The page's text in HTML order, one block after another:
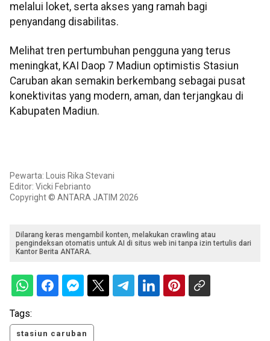
melalui loket, serta akses yang ramah bagi
penyandang disabilitas.
Melihat tren pertumbuhan pengguna yang terus
meningkat, KAI Daop 7 Madiun optimistis Stasiun
Caruban akan semakin berkembang sebagai pusat
konektivitas yang modern, aman, dan terjangkau di
Kabupaten Madiun.
Pewarta: Louis Rika Stevani
Editor: Vicki Febrianto
Copyright © ANTARA JATIM 2026
Dilarang keras mengambil konten, melakukan crawling atau
pengindeksan otomatis untuk AI di situs web ini tanpa izin tertulis dari
Kantor Berita ANTARA.
Tags:
stasiun caruban